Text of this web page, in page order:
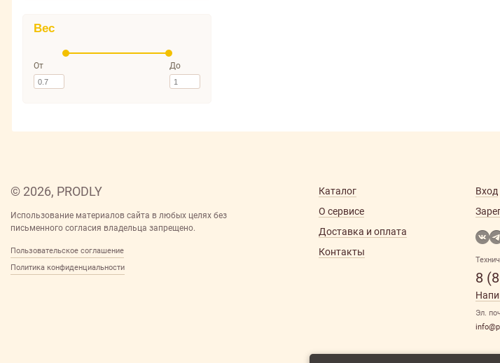
Вес
От До
© 2026, PRODLY
Использование материалов сайта в любых целях без
письменного согласия владельца запрещено.
Пользовательское соглашение
Политика конфиденциальности
Каталог
О сервисе
Доставка и оплата
Контакты
Вход
8
Эл.